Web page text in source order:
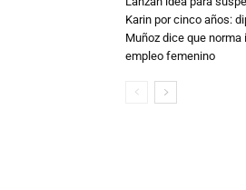
Karin por cinco años:
Muñoz dice que norma
empleo femenino